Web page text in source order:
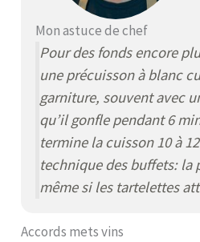
Mon astuce de chef
Pour des fonds encore
une précuisson à blanc
garniture, souvent avec
qu’il gonflependant 6
termine la cuisson 10 à
technique des buffets: la
même si les tartelettes
Accords mets vins